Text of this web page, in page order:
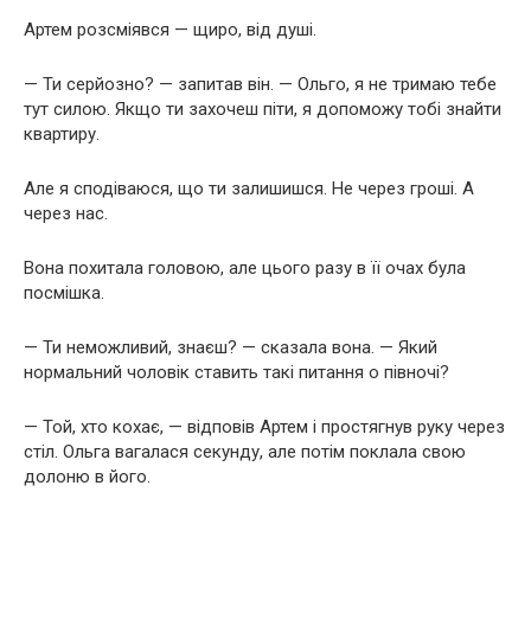
Артем розсміявся — щиро, від душі.
— Ти серйозно? — запитав він. — Ольго, я не тримаю тебе
тут силою. Якщо ти захочеш піти, я допоможу тобі знайти
квартиру.
Але я сподіваюся, що ти залишишся. Не через гроші. А
через нас.
Вона похитала головою, але цього разу в її очах була
посмішка.
— Ти неможливий, знаєш? — сказала вона. — Який
нормальний чоловік ставить такі питання о півночі?
— Той, хто кохає, — відповів Артем і простягнув руку через
стіл. Ольга вагалася секунду, але потім поклала свою
долоню в його.